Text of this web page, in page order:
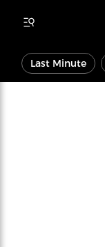
Last Minute